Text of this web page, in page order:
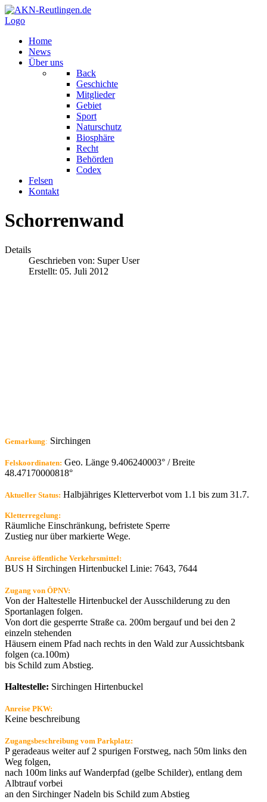
Logo
Home
News
Über uns
Back
Geschichte
Mitglieder
Gebiet
Sport
Naturschutz
Biosphäre
Recht
Behörden
Codex
Felsen
Kontakt
Schorrenwand
Details
Geschrieben von: Super User
Erstellt: 05. Juli 2012
Gemarkung: Sirchingen
Felskoordinaten: Geo. Länge 9.406240003° / Breite
48.47170000818°
Aktueller Status: Halbjähriges Kletterverbot vom 1.1 bis zum 31.7.
Kletterregelung:
Räumliche Einschränkung, befristete Sperre
Zustieg nur über markierte Wege.
Anreise öffentliche Verkehrsmittel:
BUS H Sirchingen Hirtenbuckel Linie: 7643, 7644
Zugang von ÖPNV:
Von der Haltestelle Hirtenbuckel der Ausschilderung zu den
Sportanlagen folgen.
Von dort die gesperrte Straße ca. 200m bergauf und bei den 2
einzeln stehenden
Häusern einem Pfad nach rechts in den Wald zur Aussichtsbank
folgen (ca.100m)
bis Schild zum Abstieg.
Haltestelle: Sirchingen Hirtenbuckel
Anreise PKW:
Keine beschreibung
Zugangsbeschreibung vom Parkplatz:
P geradeaus weiter auf 2 spurigen Forstweg, nach 50m links den
Weg folgen,
nach 100m links auf Wanderpfad (gelbe Schilder), entlang dem
Albtrauf vorbei
an den Sirchinger Nadeln bis Schild zum Abstieg